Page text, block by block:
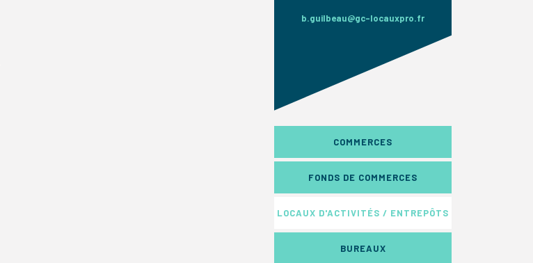
b.guilbeau@gc-locauxpro.fr
COMMERCES
FONDS DE COMMERCES
LOCAUX D'ACTIVITÉS / ENTREPÔTS
BUREAUX